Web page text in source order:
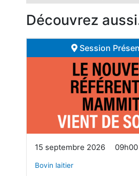
Découvrez
Session
15 septembre 2026
Bovin laitier